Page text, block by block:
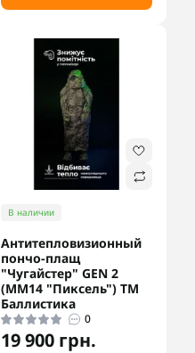
В наличии
Антитепловизионный
пончо-плащ
"Чугайстер" GEN 2
(ММ14 "Пиксель") ТМ
Баллистика
0
19 900 грн.